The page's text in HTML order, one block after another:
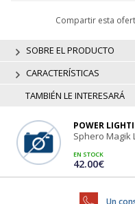
Compartir esta
SOBRE EL PRODUCTO
CARACTERÍSTICAS
TAMBIÉN LE INTERESARÁ
POWER
Sphero Magik
EN STOCK
42.00€
Un